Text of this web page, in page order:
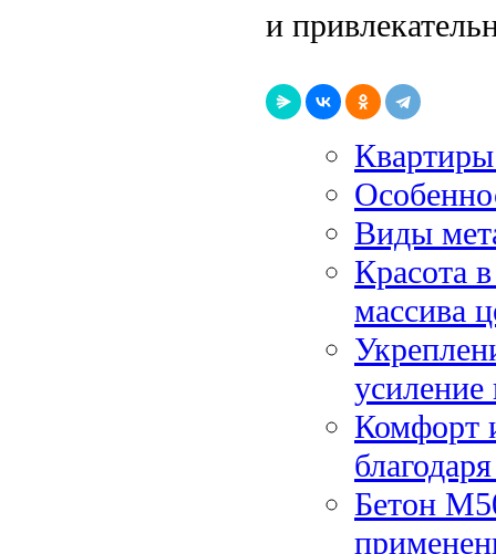
и
Квартиры
Виды
Красота
массива
усиление
Комфорт
Бетон